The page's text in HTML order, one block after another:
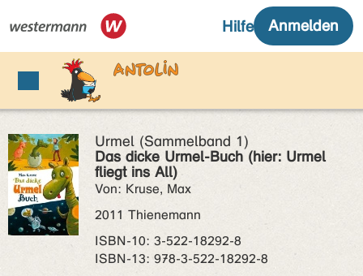
Urmel (Sammelband 1)
Das dicke Urmel-Buch (hier: Urmel
fliegt ins All)
Von: Kruse, Max
2011 Thienemann
ISBN‑10: 3-522-18292-8
ISBN‑13: 978-3-522-18292-8